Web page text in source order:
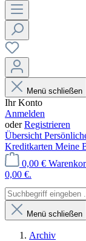
Menü schließen
Ihr Konto
Anmelden
oderRegistrieren
Übersicht
Kreditkarten Meine
0,00 €
0,00 €.
Menü schließen
Archiv